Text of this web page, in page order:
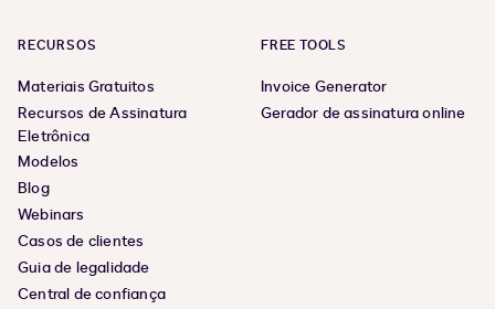
RECURSOS
Materiais Gratuitos
Recursos de Assinatura
Eletrônica
Modelos
Blog
Webinars
Casos de clientes
Guia de legalidade
Central de confiança
FREE TOOLS
Invoice Generator
Gerador de assinatura online